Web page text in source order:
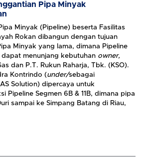
Pipa Minyak
Minyak (Pipeline) beserta Fasilitas
Rokan dibangun dengan tujuan
Minyak yang lama, dimana Pipeline
menunjang kebutuhan owner,
dan P.T. Rukun Raharja, Tbk. (KSO).
Kontrindo (under/sebagai
Solution) dipercaya untuk
Pipeline Segmen 6B & 11B, dimana pipa
sampai ke Simpang Batang di Riau,